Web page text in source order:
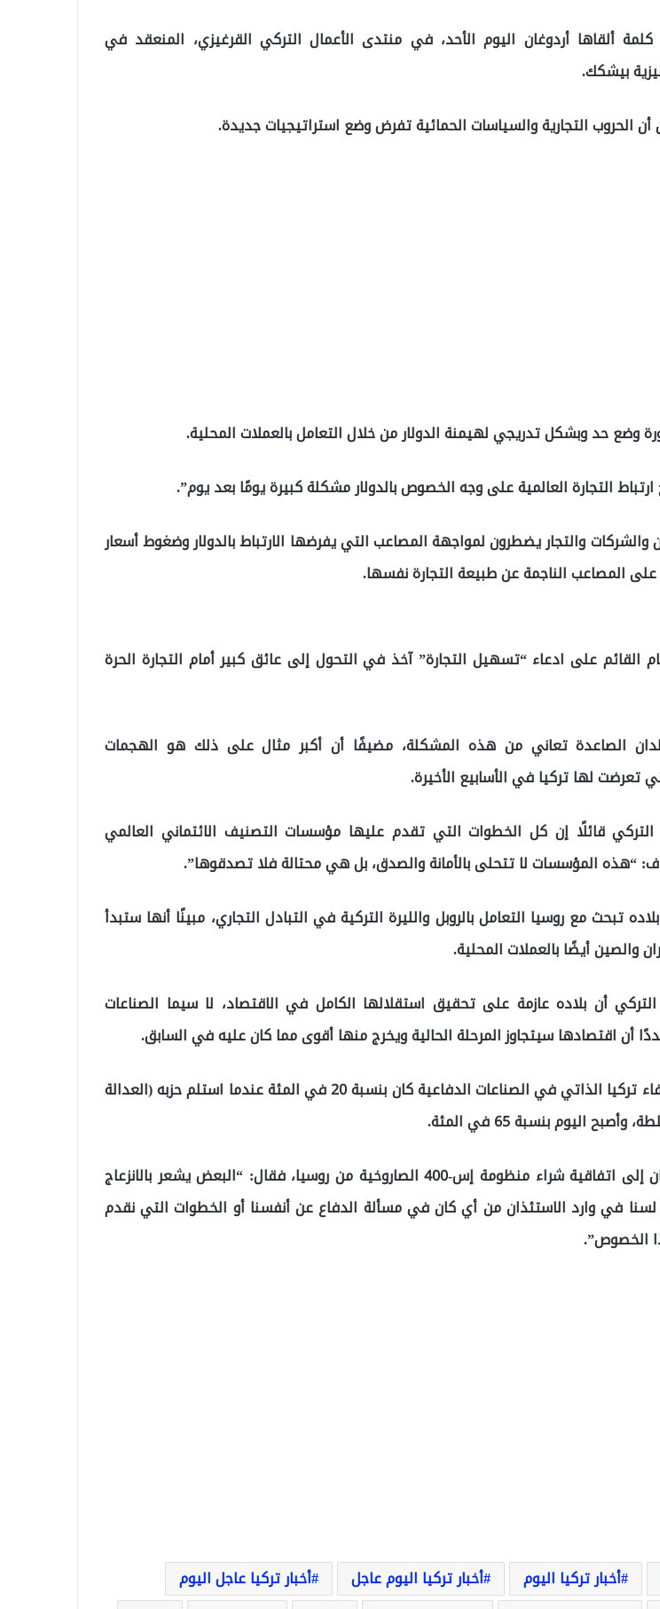
ألقاها أردوغان اليوم الأحد، في منتدى الأعمال التركي القرغيزي، المنعقد في
بيشكك.
أن الحروب التجارية والسياسات الحمائية تفرض وضع استراتيجيات جديدة.
وضع حد وبشكل تدريجي لهيمنة الدولار من خلال التعامل بالعملات المحلية.
التجارة العالمية على وجه الخصوص بالدولار مشكلة كبيرة يومًا بعد يوم”.
والشركات والتجار يضطرون لمواجهة المصاعب التي يفرضها الارتباط بالدولار وضغوط أسعار
المصاعب الناجمة عن طبيعة التجارة نفسها.
القائم على ادعاء “تسهيل التجارة” آخذ في التحول إلى عائق كبير أمام التجارة الحرة
الصاعدة تعاني من هذه المشكلة، مضيفًا أن أكبر مثال على ذلك هو الهجمات
تعرضت لها تركيا في الأسابيع الأخيرة.
التركي قائلًا إن كل الخطوات التي تقدم عليها مؤسسات التصنيف الائتماني العالمي
“هذه المؤسسات لا تتحلى بالأمانة والصدق، بل هي محتالة فلا تصدقوها”.
تبحث مع روسيا التعامل بالروبل والليرة التركية في التبادل التجاري، مبينًا أنها ستبدأ
والصين أيضًا بالعملات المحلية.
أن بلاده عازمة على تحقيق استقلالها الكامل في الاقتصاد، لا سيما الصناعات
أن اقتصادها سيتجاوز المرحلة الحالية ويخرج منها أقوى مما كان عليه في السابق.
وأضاف أن اكتفاء تركيا الذاتي في الصناعات الدفاعية كان بنسبة 20 في المئة عندما استلم حزبه (العدالة
اليوم بنسبة 65 في المئة.
وتطرق أردوغان إلى اتفاقية شراء منظومة إس-400 الصاروخية من روسيا، فقال: “البعض يشعر بالانزعاج
لسنا في وارد الاستئذان من أي كان في مسألة الدفاع عن أنفسنا أو الخطوات التي نقدم
الخصوص”.
أخبار تركيا اليوم أخبار تركيا اليوم عاجل
أخبار تركيا عاجل اليوم